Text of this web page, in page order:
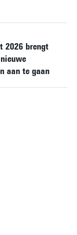
2026 brengt
aan te gaan